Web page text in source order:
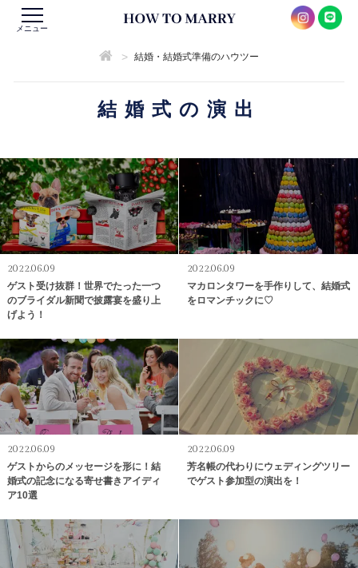
メニュー
> 結婚・結婚式準備のハウツー
結婚式の演出
2022.06.09
ゲスト受け抜群！世界でたった一つ
のブライダル新聞で披露宴を盛り上
げよう！
2022.06.09
マカロンタワーを手作りして、結婚式
をロマンチックに♡
2022.06.09
ゲストからのメッセージを形に！結
婚式の記念になる寄せ書きアイディ
ア10選
2022.06.09
芳名帳の代わりにウェディングツリー
でゲスト参加型の演出を！